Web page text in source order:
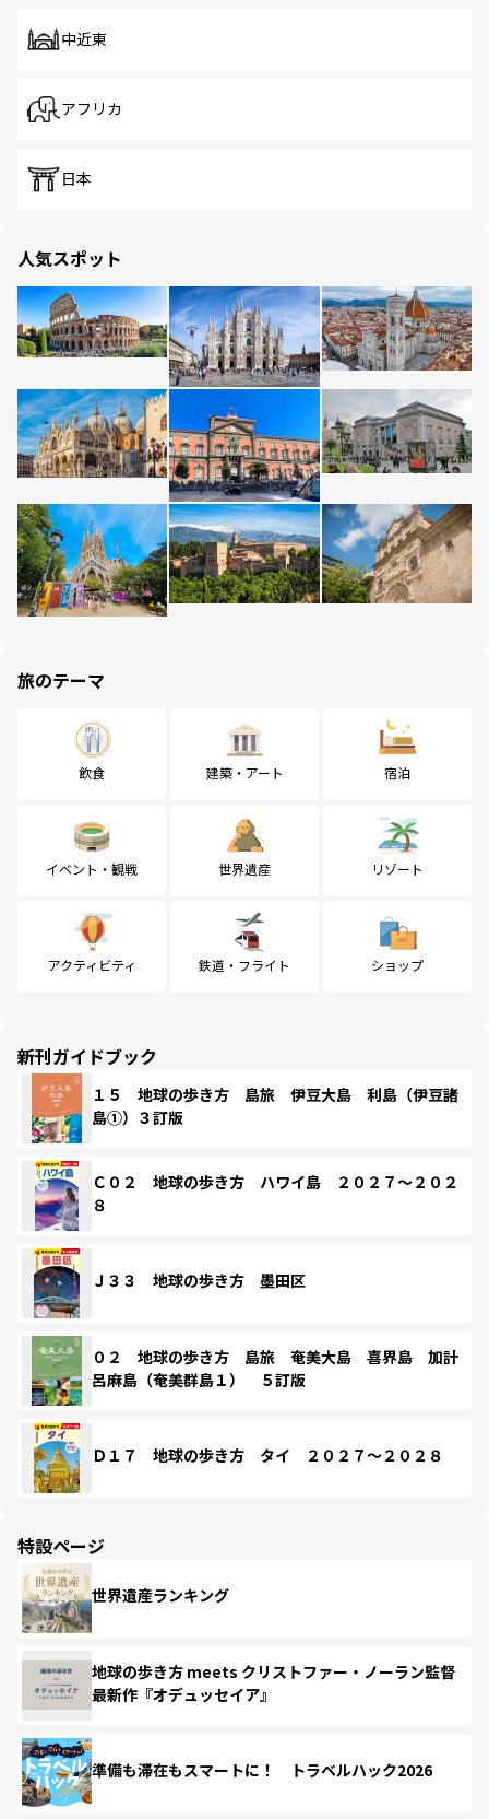
中近東
アフリカ
日本
人気スポット
旅のテーマ
飲食 建築・アート 宿泊
イベント・観戦 世界遺産 リゾート
アクティビティ 鉄道・フライト ショップ
新刊ガイドブック
１５ 地球の歩き方 島旅 伊豆大島 利島（伊豆諸
島①）３訂版
Ｃ０２ 地球の歩き方 ハワイ島 ２０２７～２０２
８
Ｊ３３ 地球の歩き方 墨田区
０２ 地球の歩き方 島旅 奄美大島 喜界島 加計
呂麻島（奄美群島１） ５訂版
Ｄ１７ 地球の歩き方 タイ ２０２７～２０２８
特設ページ
世界遺産ランキング
地球の歩き方 meets クリストファー・ノーラン監督
最新作『オデュッセイア』
準備も滞在もスマートに！ トラベルハック2026